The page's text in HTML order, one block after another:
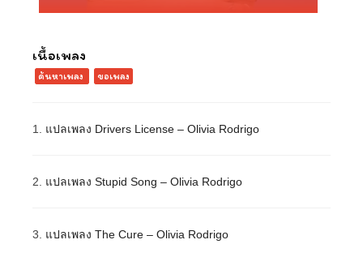
เนื้อเพลง
ค้นหาเพลง ขอเพลง
1. แปลเพลง Drivers License – Olivia Rodrigo
2. แปลเพลง Stupid Song – Olivia Rodrigo
3. แปลเพลง The Cure – Olivia Rodrigo